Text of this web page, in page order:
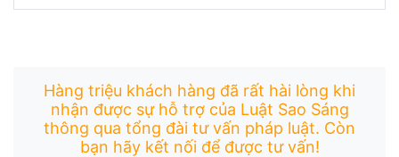
Hàng triệu khách hàng đã rất hài lòng khi
nhận được sự hỗ trợ của Luật Sao Sáng
thông qua tổng đài tư vấn pháp luật. Còn
bạn hãy kết nối để được tư vấn!